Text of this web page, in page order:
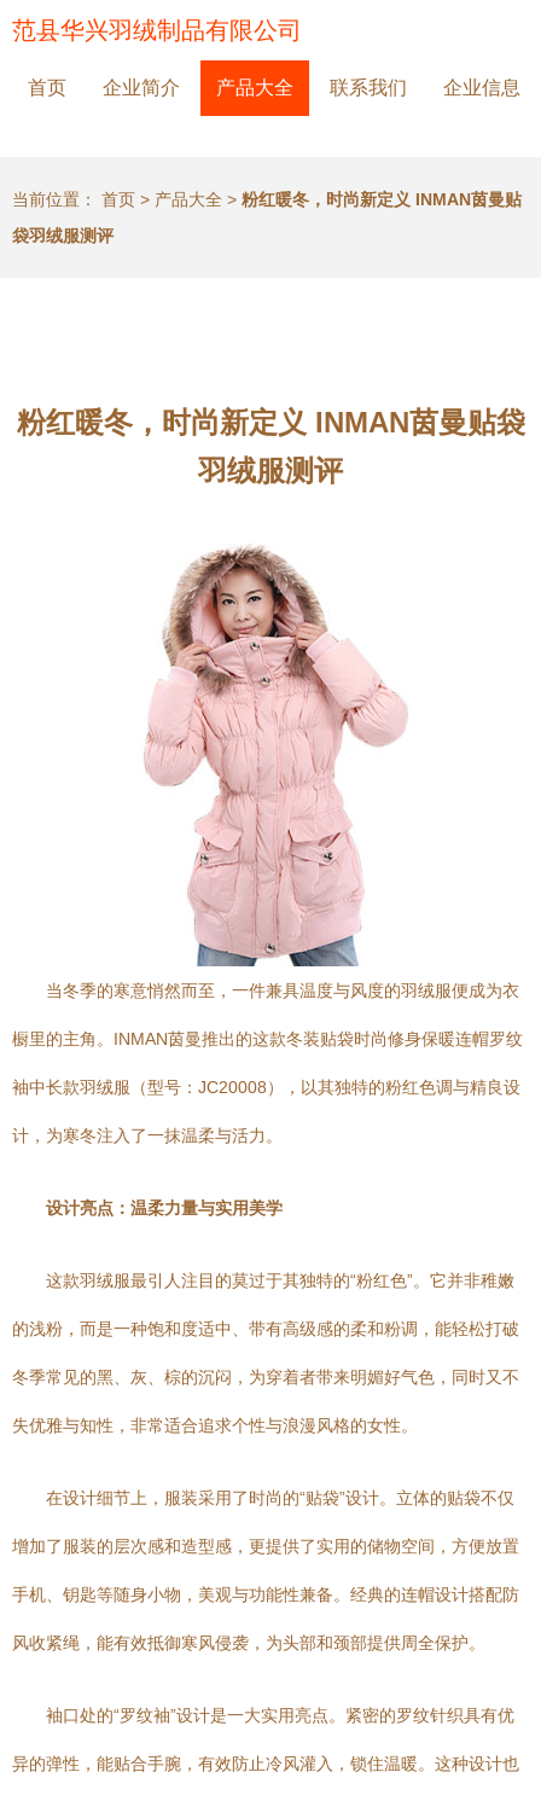
范县华兴羽绒制品有限公司
首页 企业简介 产品大全 联系我们 企业信息
当前位置： 首页 > 产品大全 > 粉红暖冬，时尚新定义 INMAN茵曼贴
袋羽绒服测评
粉红暖冬，时尚新定义 INMAN茵曼贴袋
羽绒服测评
当冬季的寒意悄然而至，一件兼具温度与风度的羽绒服便成为衣
橱里的主角。INMAN茵曼推出的这款冬装贴袋时尚修身保暖连帽罗纹
袖中长款羽绒服（型号：JC20008），以其独特的粉红色调与精良设
计，为寒冬注入了一抹温柔与活力。
设计亮点：温柔力量与实用美学
这款羽绒服最引人注目的莫过于其独特的“粉红色”。它并非稚嫩
的浅粉，而是一种饱和度适中、带有高级感的柔和粉调，能轻松打破
冬季常见的黑、灰、棕的沉闷，为穿着者带来明媚好气色，同时又不
失优雅与知性，非常适合追求个性与浪漫风格的女性。
在设计细节上，服装采用了时尚的“贴袋”设计。立体的贴袋不仅
增加了服装的层次感和造型感，更提供了实用的储物空间，方便放置
手机、钥匙等随身小物，美观与功能性兼备。经典的连帽设计搭配防
风收紧绳，能有效抵御寒风侵袭，为头部和颈部提供周全保护。
袖口处的“罗纹袖”设计是一大实用亮点。紧密的罗纹针织具有优
异的弹性，能贴合手腕，有效防止冷风灌入，锁住温暖。这种设计也